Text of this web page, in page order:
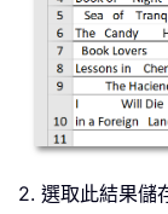
2. 選取此結果儲